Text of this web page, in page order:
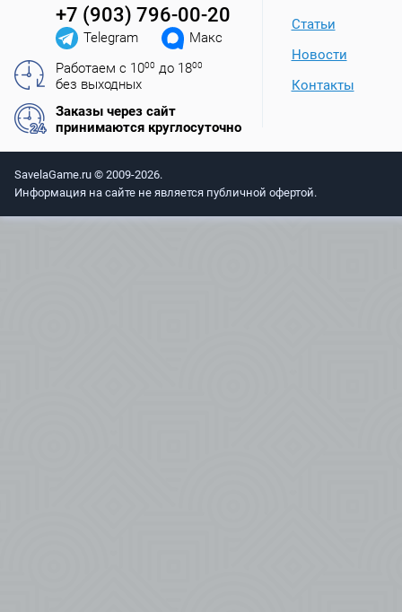
+7 (903) 796-00-20
Telegram
Макс
Работаем с 1000 до 1800
без выходных
Заказы через сайт
принимаются круглосуточно
Статьи
Новости
Контакты
SavelaGame.ru © 2009-2026.
Информация на сайте не является публичной офертой.